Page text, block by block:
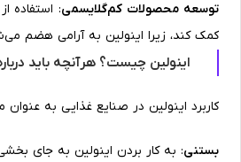
توسعه محصولات کم‌گلایسمی: استفاده
کمک کند، زیرا اینولین به آرامی هضم
اینولین چیست؟ هرآنچه باید
کاربرد اینولین در صنایع غذایی به
بستنی: به کار بردن اینولین به جای